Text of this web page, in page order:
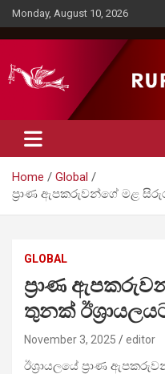
Skip
to
content
Monday, August 10, 2026
Rupavahini
Home
Global
ප්‍රාණ ඇපකරුවන්ගේ මළ
GLOBAL
ප්‍රාණ
තුනක්
November 3, 2025 editor
ඊශ්‍රායලයේ ප්‍රාණ